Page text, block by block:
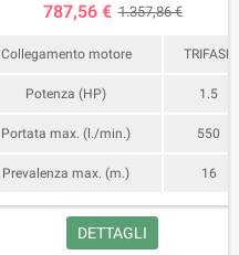
787,56 € 1.357,86 €
Collegamento motore TRIFASE
Potenza (HP) 1.5
Portata max. (l./min.) 550
Prevalenza max. (m.) 16
DETTAGLI